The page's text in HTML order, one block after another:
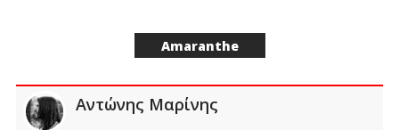
Amaranthe
Αντώνης Μαρίνης